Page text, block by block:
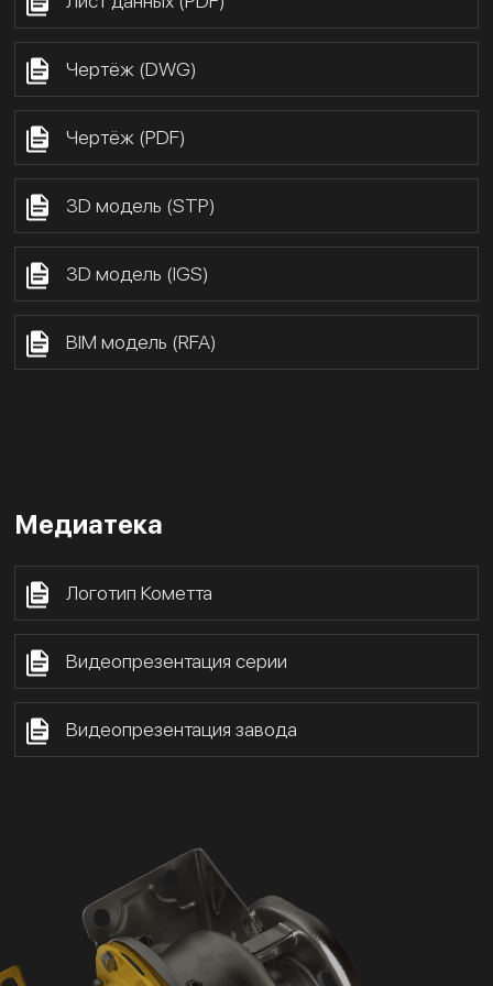
Чертёж (DWG)
Чертёж (PDF)
3D модель (STP)
3D модель (IGS)
BIM модель (RFA)
Медиатека
Логотип Кометта
Видеопрезентация серии
Видеопрезентация завода